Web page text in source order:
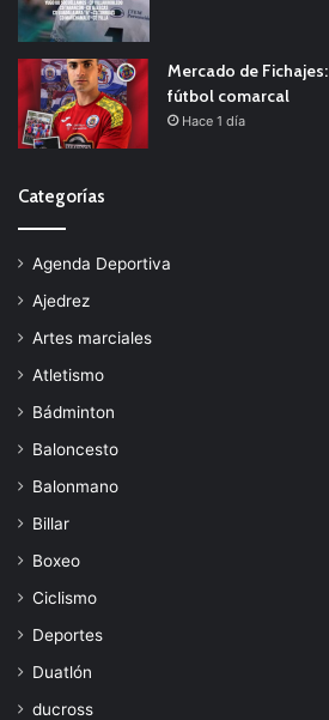
Mercado de
fútbol comarcal
Hace 1 día
Categorías
Agenda Deportiva
Ajedrez
Artes marciales
Atletismo
Bádminton
Baloncesto
Balonmano
Billar
Boxeo
Ciclismo
Deportes
Duatlón
ducross